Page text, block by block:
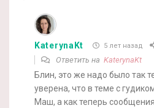
KaterynaKt 5 лет назад
Ответить на KaterynaKt
Блин, это же надо было так
уверена, что в теме с
Маш, а как теперь